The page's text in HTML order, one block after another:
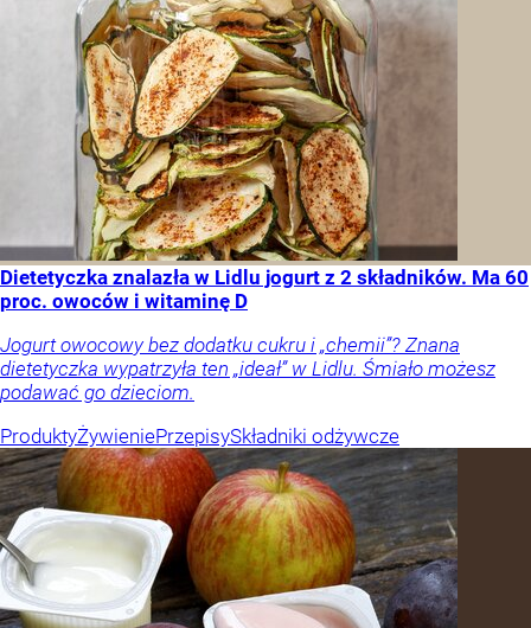
Dietetyczka znalazła w Lidlu jogurt z 2 składników. Ma 60
proc. owoców i witaminę D
Jogurt owocowy bez dodatku cukru i „chemii”? Znana
dietetyczka wypatrzyła ten „ideał” w Lidlu. Śmiało możesz
podawać go dzieciom.
ProduktyŻywieniePrzepisySkładniki odżywcze